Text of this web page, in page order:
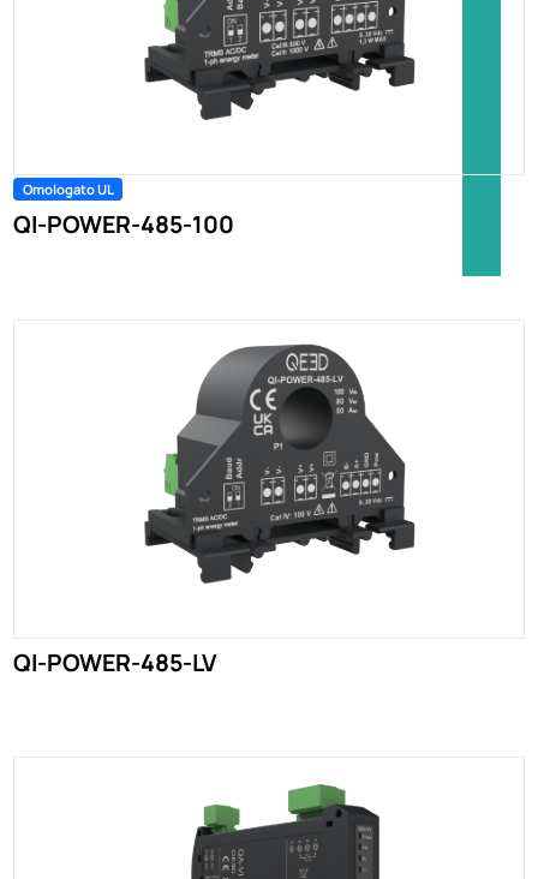
Omologato UL
QI-POWER-485-100
QI-POWER-485-LV